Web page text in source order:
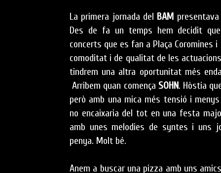
La primera jornada del BAM
Des de fa un temps hem decidit
concerts que es fan a Plaça Coromines
comoditat i de qualitat de les
tindrem una altra oportunitat més
Arribem quan comença SOHN. Hòstia
però amb una mica més tensió i
no encaixaria del tot en una festa
amb unes melodies de syntes i uns
penya. Molt bé.
Anem a buscar una pizza amb uns